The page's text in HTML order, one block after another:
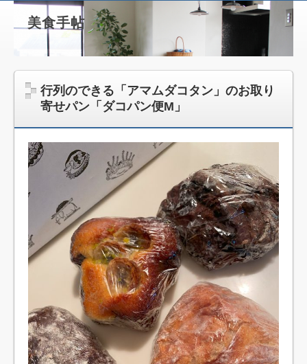
美食手帖
行列のできる「アマムダコタン」のお取り
寄せパン「ダコパン便M」